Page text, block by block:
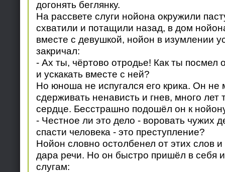
догонять беглянку.
На рассвете слуги нойона окружили
схватили и потащили назад, в дом
вместе с девушкой, нойон в изумлении
закричал:
- Ах ты, чёртово отродье! Как ты посмел
и ускакать вместе с ней?
Но юноша не испугался его крика. Он не
сдерживать ненависть и гнев, много лет
сердце. Бесстрашно подошёл он к
- Честное ли это дело - воровать чужих
спасти человека - это преступление?
Нойон словно остолбенел от этих слов
дара речи. Но он быстро пришёл в себя
слугам: